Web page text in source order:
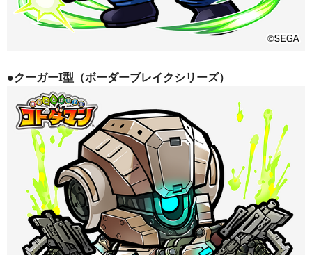
●クーガーI型（ボーダーブレイクシリーズ）